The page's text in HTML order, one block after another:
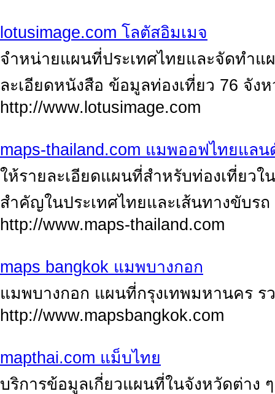
lotusimage.com โลตัสอิมเมจ
จำหน่ายแผนที่ประเทศไทยและจัดทำ
ละเอียดหนังสือ ข้อมูลท่องเที่ยว 76 จัง
http://www.lotusimage.com
maps-thailand.com แมพออฟไทยแลน
ให้รายละเอียดแผนที่สำหรับท่องเที่ยว
สำคัญในประเทศไทยและเส้นทางขับรถ
http://www.maps-thailand.com
maps bangkok แมพบางกอก
แมพบางกอก แผนที่กรุงเทพมหานคร
http://www.mapsbangkok.com
mapthai.com แม็บไทย
บริการข้อมูลเกี่ยวแผนที่ในจังหวัดต่าง